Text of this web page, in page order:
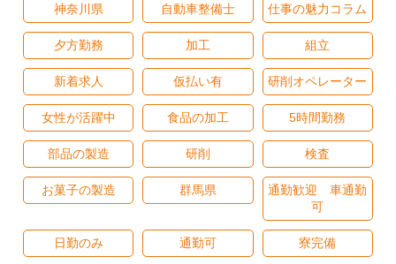
神奈川県 自動車整備士 仕事の魅力コラム
夕方勤務 加工 組立
新着求人 仮払い有 研削オペレーター
女性が活躍中 食品の加工 5時間勤務
部品の製造 研削 検査
お菓子の製造 群馬県
通勤歓迎 車通勤
可
日勤のみ 通勤可 寮完備